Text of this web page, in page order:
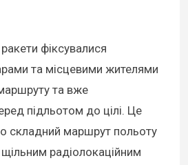
фіксувалися
та місцевими жителями
та вже
підльотом до цілі. Це
складний маршрут польоту
щільним радіолокаційним